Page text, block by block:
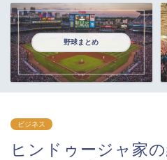
野球まとめ
ビジネス
ヒンドゥージャ家